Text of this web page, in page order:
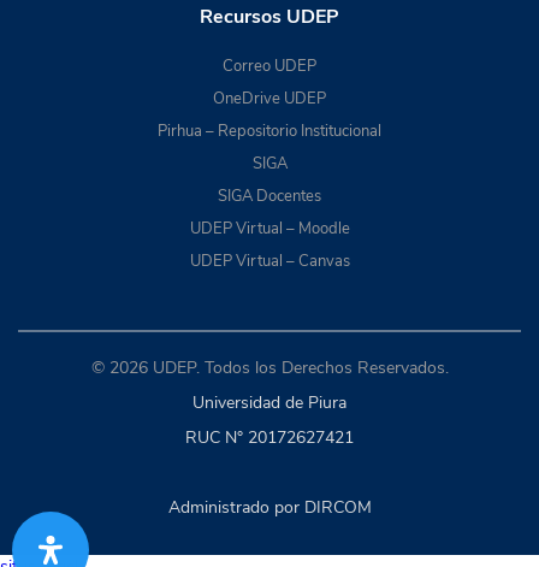
Recursos UDEP
Correo UDEP
OneDrive UDEP
Pirhua – Repositorio Institucional
SIGA
SIGA Docentes
UDEP Virtual – Moodle
UDEP Virtual – Canvas
© 2026 UDEP. Todos los Derechos Reservados.
Universidad de Piura
RUC N° 20172627421
Administrado por DIRCOM